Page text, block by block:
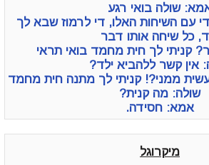
שולה בואי רגע
עם השיחות האלו, די לרמוז שבא לך
כל שיחה אותו דבר
קניתי לך חית מחמד בואי תראי
אין קשר ללהביא ילד?
ממני?! קניתי לך מתנה חית מחמד
שולה: מה קנית?
אמא: חסידה.
מיקרוגל